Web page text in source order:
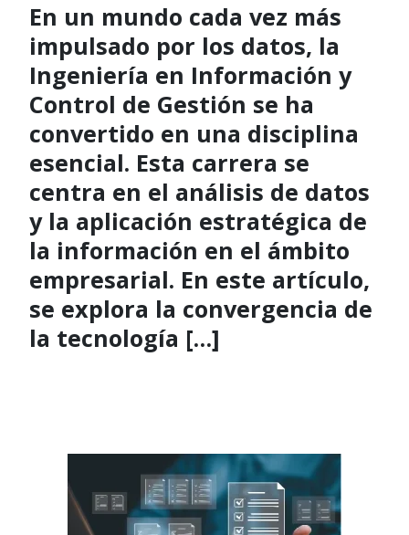
En un mundo cada vez más
impulsado por los datos, la
Ingeniería en Información y
Control de Gestión se ha
convertido en una disciplina
esencial. Esta carrera se
centra en el análisis de datos
y la aplicación estratégica de
la información en el ámbito
empresarial. En este artículo,
se explora la convergencia de
la tecnología […]